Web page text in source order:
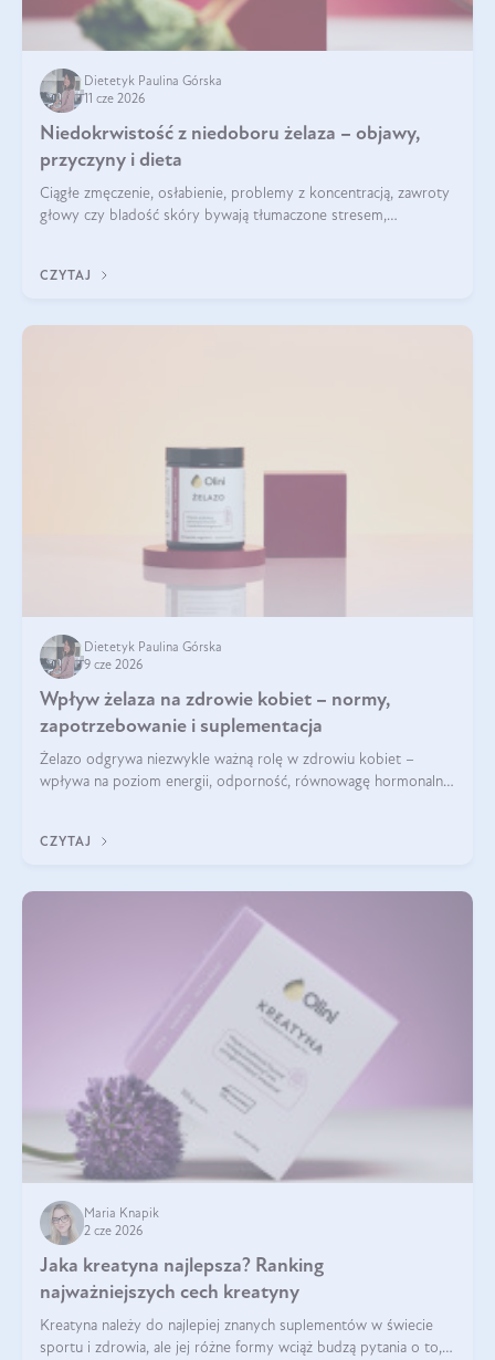
Dietetyk Paulina Górska
11 cze 2026
Niedokrwistość z niedoboru żelaza – objawy,
przyczyny i dieta
Ciągłe zmęczenie, osłabienie, problemy z koncentracją, zawroty
głowy czy bladość skóry bywają tłumaczone stresem,
CZYTAJ
Dietetyk Paulina Górska
9 cze 2026
Wpływ żelaza na zdrowie kobiet – normy,
zapotrzebowanie i suplementacja
Żelazo odgrywa niezwykle ważną rolę w zdrowiu kobiet –
wpływa na poziom energii, odporność, równowagę hormonalną
zawrotów głowy czy problemów z
CZYTAJ
Maria Knapik
2 cze 2026
Jaka kreatyna najlepsza? Ranking
najważniejszych cech kreatyny
Kreatyna należy do najlepiej znanych suplementów w świecie
sportu i zdrowia, ale jej różne formy wciąż budzą pytania o to,